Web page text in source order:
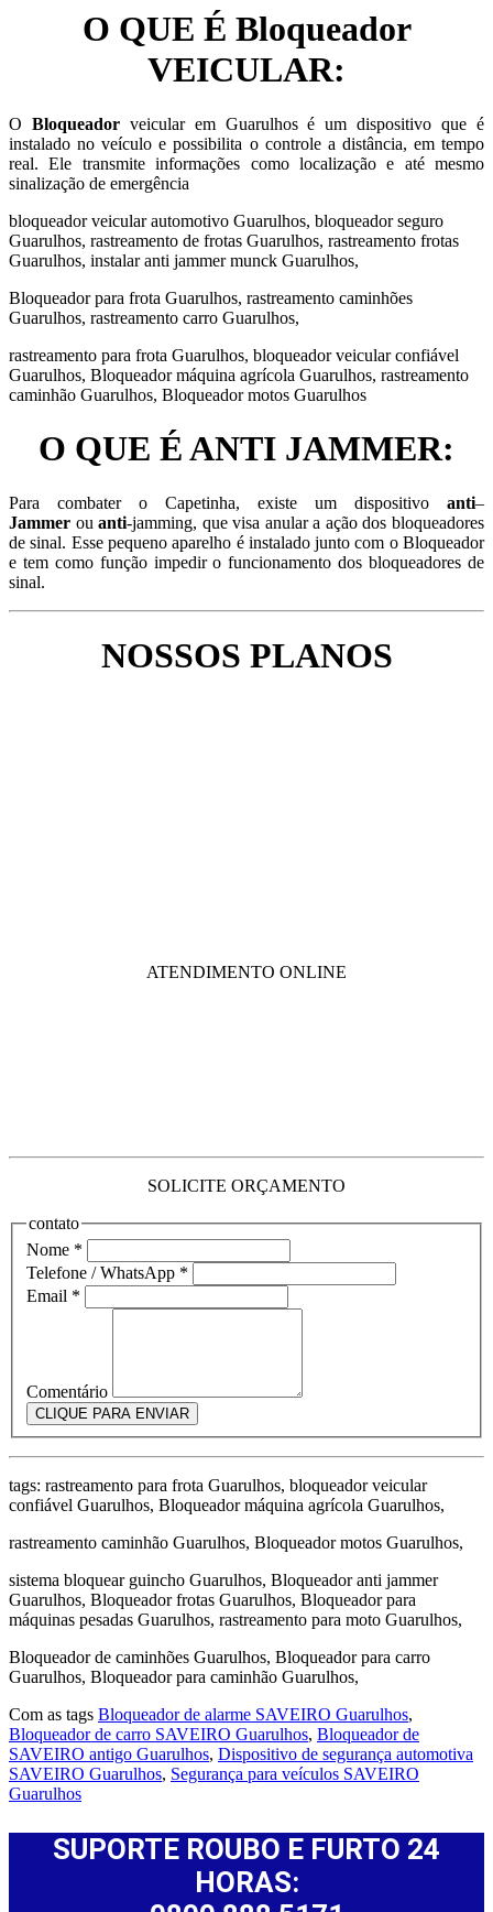
O QUE É Bloqueador
VEICULAR:
O Bloqueadorveicular em Guarulhos é um dispositivo que é
instalado no veículo e possibilita o controle a distância, em tempo
real. Ele transmite informações como localização e até mesmo
sinalização de emergência
bloqueador veicular automotivo Guarulhos, bloqueador seguro
Guarulhos, rastreamento de frotas Guarulhos, rastreamento frotas
Guarulhos, instalar anti jammer munck Guarulhos,
Bloqueador para frota Guarulhos, rastreamento caminhões
Guarulhos, rastreamento carro Guarulhos,
rastreamento para frota Guarulhos, bloqueador veicular confiável
Guarulhos, Bloqueador máquina agrícola Guarulhos, rastreamento
caminhão Guarulhos, Bloqueador motos Guarulhos
O QUE É ANTI JAMMER:
Para combater o Capetinha, existe um dispositivo anti–
Jammer ouanti-jamming, que visa anular a ação dos bloqueadores
de sinal. Esse pequeno aparelho é instalado junto com o Bloqueador
e tem como função impedir o funcionamento dos bloqueadores de
sinal.
NOSSOS PLANOS
ATENDIMENTO ONLINE
SOLICITE ORÇAMENTO
contato
Nome *
Telefone / WhatsApp *
Email *
Comentário
CLIQUE PARA ENVIAR
tags: rastreamento para frota Guarulhos, bloqueador veicular
confiável Guarulhos, Bloqueador máquina agrícola Guarulhos,
rastreamento caminhão Guarulhos, Bloqueador motos Guarulhos,
sistema bloquear guincho Guarulhos, Bloqueador anti jammer
Guarulhos, Bloqueador frotas Guarulhos, Bloqueador para
máquinas pesadas Guarulhos, rastreamento para moto Guarulhos,
Bloqueador de caminhões Guarulhos, Bloqueador para carro
Guarulhos, Bloqueador para caminhão Guarulhos,
Com as tags Bloqueador de alarme SAVEIRO Guarulhos,
Bloqueador de carro SAVEIRO Guarulhos, Bloqueador de
SAVEIRO antigo Guarulhos, Dispositivo de segurança automotiva
SAVEIRO Guarulhos, Segurança para veículos SAVEIRO
Guarulhos
SUPORTE ROUBO E FURTO 24
HORAS: